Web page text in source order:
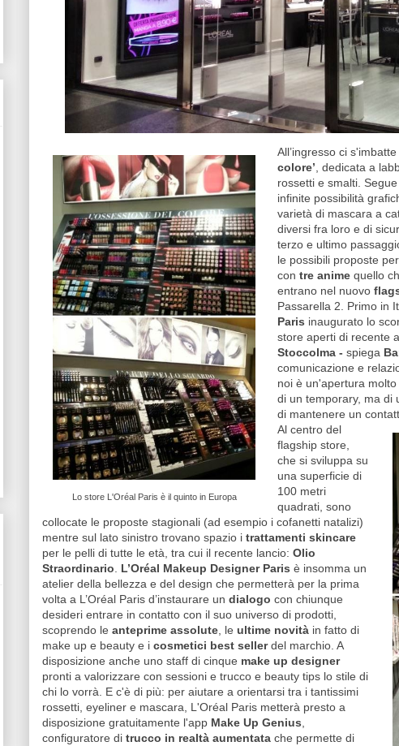
Lo store L'Oréal Paris è il quinto in Europa
All’ingresso ci
colore’, dedicata a
rossetti e smalti. Segue
infinite possibilità
varietà di mascara a
diversi fra loro e di
terzo e ultimo
le possibili proposte
con tre anime quello
entrano nel nuovo
Passarella 2. Primo in
Paris inaugurato lo
store aperti di recente a
Stoccolma - spiega
comunicazione e
noi è un'apertura
di un temporary, ma di
di mantenere un
Al centro del
flagship store,
che si sviluppa su
una superficie di
100 metri
quadrati, sono
collocate le proposte stagionali (ad esempio i cofanetti natalizi)
mentre sul lato sinistro trovano spazio i trattamenti skincare
per le pelli di tutte le età, tra cui il recente lancio: Olio
Straordinario. L’Oréal Makeup Designer Paris è insomma un
atelier della bellezza e del design che permetterà per la prima
volta a L’Oréal Paris d’instaurare un dialogo con chiunque
desideri entrare in contatto con il suo universo di prodotti,
scoprendo le anteprime assolute, le ultime novità in fatto di
make up e beauty e i cosmetici best sellerdel marchio. A
disposizione anche uno staff di cinque make up designer
pronti a valorizzare con sessioni e trucco e beauty tips lo stile di
chi lo vorrà. E c'è di più: per aiutare a orientarsi tra i tantissimi
rossetti, eyeliner e mascara, L'Oréal Paris metterà presto a
disposizione gratuitamente l'app Make Up Genius,
configuratore di trucco in realtà aumentata che permette di